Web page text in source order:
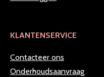
KLANTENSERVICE
Contacteer ons
Onderhoudsaanvraag